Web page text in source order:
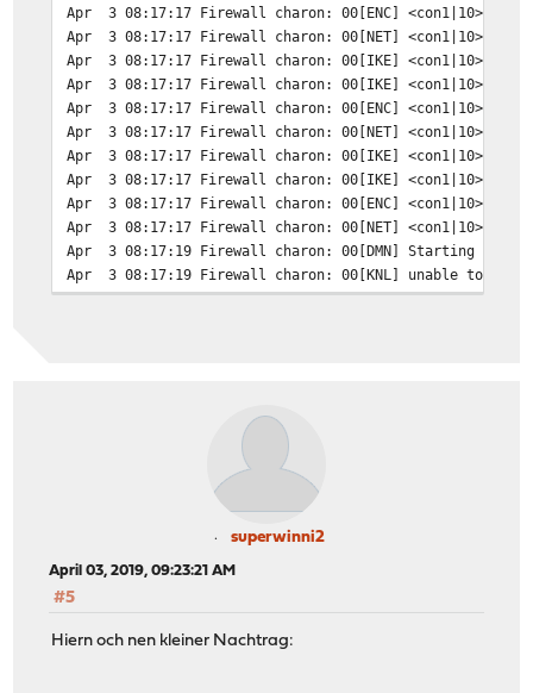
Apr 3 08:17:17 Firewall charon: 00[ENC] <con1|10>
Apr 3 08:17:17 Firewall charon: 00[NET] <con1|10>
Apr 3 08:17:17 Firewall charon: 00[IKE] <con1|10>
Apr 3 08:17:17 Firewall charon: 00[IKE] <con1|10>
Apr 3 08:17:17 Firewall charon: 00[ENC] <con1|10>
Apr 3 08:17:17 Firewall charon: 00[NET] <con1|10>
Apr 3 08:17:17 Firewall charon: 00[IKE] <con1|10>
Apr 3 08:17:17 Firewall charon: 00[IKE] <con1|10>
Apr 3 08:17:17 Firewall charon: 00[ENC] <con1|10>
Apr 3 08:17:17 Firewall charon: 00[NET] <con1|10>
Apr 3 08:17:19 Firewall charon: 00[DMN] Starting IKE
Apr 3 08:17:19 Firewall charon: 00[KNL] unable to set
Apr 3 08:17:19 Firewall charon: 00[CFG] loaded ca
Apr 3 08:17:19 Firewall charon: 00[CFG] loading aa
Apr 3 08:17:19 Firewall charon: 00[CFG] loading
Apr 3 08:17:19 Firewall charon: 00[CFG] loading
Apr 3 08:17:19 Firewall charon: 00[CFG] loading
Apr 3 08:17:19 Firewall charon: 00[CFG] loading
Apr 3 08:17:19 Firewall charon: 00[CFG] loaded IKE
Apr 3 08:17:19 Firewall charon: 00[LIB] loaded plugins:
Apr 3 08:17:19 Firewall charon: 00[JOB] spawning 16
superwinni2
April 03, 2019, 09:23:21 AM
#5
Hiern och nen kleiner Nachtrag: